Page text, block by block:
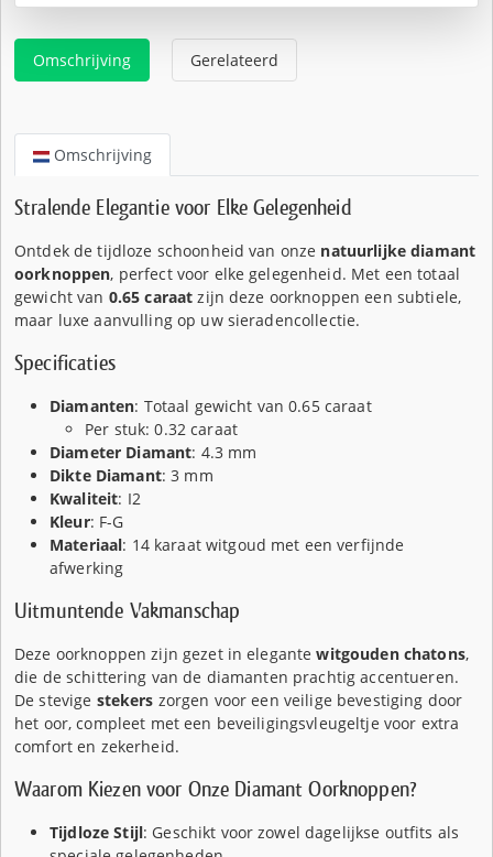
Omschrijving Gerelateerd
Omschrijving
Stralende Elegantie voor Elke Gelegenheid
Ontdek de tijdloze schoonheid van onze natuurlijke diamant
oorknoppen, perfect voor elke gelegenheid. Met een totaal
gewicht van 0.65 caraat zijn deze oorknoppen een subtiele,
maar luxe aanvulling op uw sieradencollectie.
Specificaties
Diamanten: Totaal gewicht van 0.65 caraat
Per stuk: 0.32 caraat
Diameter Diamant: 4.3 mm
Dikte Diamant: 3 mm
Kwaliteit: I2
Kleur: F-G
Materiaal: 14 karaat witgoud met een verfijnde
afwerking
Uitmuntende Vakmanschap
Deze oorknoppen zijn gezet in elegantewitgouden chatons,
die de schittering van de diamanten prachtig accentueren.
De stevige stekers zorgen voor een veilige bevestiging door
het oor, compleet met een beveiligingsvleugeltje voor extra
comfort en zekerheid.
Waarom Kiezen voor Onze Diamant Oorknoppen?
Tijdloze Stijl: Geschikt voor zowel dagelijkse outfits als